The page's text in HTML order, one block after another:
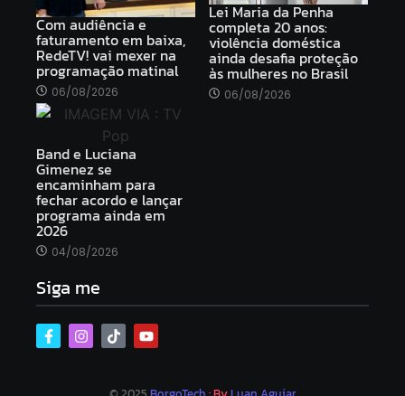
Com audiência e
faturamento em baixa,
RedeTV! vai mexer na
programação matinal
06/08/2026
Lei Maria da Penha
completa 20 anos:
violência doméstica
ainda desafia proteção
às mulheres no Brasil
06/08/2026
Band e Luciana
Gimenez se
encaminham para
fechar acordo e lançar
programa ainda em
2026
04/08/2026
Siga me